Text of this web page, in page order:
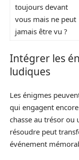
toujours devant
vous mais ne peut
jamais être vu ?
Intégrer les
ludiques
Les énigmes
qui engagent
chasse au trésor ou
résoudre peut
événement